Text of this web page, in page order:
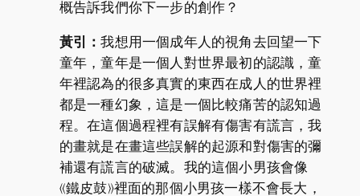
概告訴我們你下一步的創作？
黃引：我想用一個成年人的視角去回望一下
童年，童年是一個人對世界最初的認識，童
年裡認為的很多真實的東西在成人的世界裡
都是一種幻象，這是一個比較痛苦的認知過
程。在這個過程裡有誤解有傷害有謊言，我
的畫就是在畫這些誤解的起源和對傷害的彌
補還有謊言的破滅。我的這個小男孩會像
《鐵皮鼓》裡面的那個小男孩一樣不會長大，